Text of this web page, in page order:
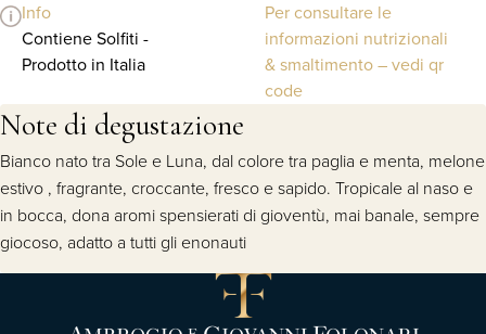
Info
Contiene Solfiti -
Prodotto in Italia
Per consultare le
informazioni nutrizionali
& smaltimento – vedi qr
code
Note di degustazione
Bianco nato tra Sole e Luna, dal colore tra paglia e menta, melone
estivo , fragrante, croccante, fresco e sapido. Tropicale al naso e
in bocca, dona aromi spensierati di gioventù, mai banale, sempre
giocoso, adatto a tutti gli enonauti